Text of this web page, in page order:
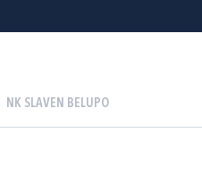
NK SLAVEN BELUPO